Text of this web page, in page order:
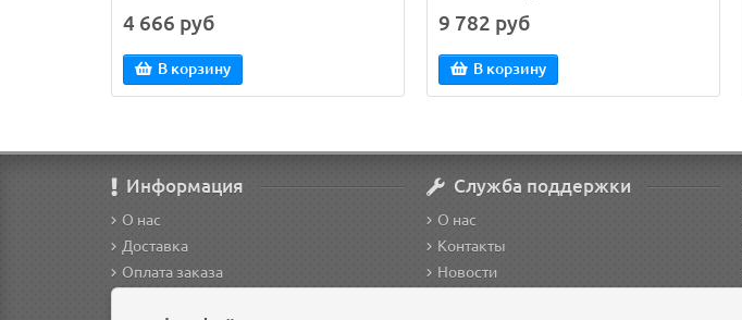
4 666 руб
В корзину
9 782 руб
В корзину
Информация
О нас
Доставка
Оплата заказа
Служба поддержки
О нас
Контакты
Новости